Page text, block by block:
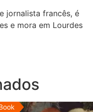
jornalista francês, é
e mora em Lourdes